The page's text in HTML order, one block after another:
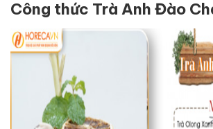
Công thức Trà Anh Đào